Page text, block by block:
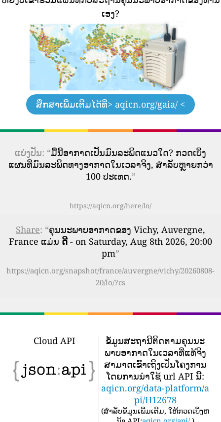
ເອງ?
ສຶກສາເພີ່ມເຕີມໄດ້ທີ່> aqicn.org/gaia/ <
ແບ່ງປັນ: “ມື້ນີ້ອາກາດເປັນມົນລະພິດແນວໃດ? ກວດເບິ່ງ
ແຜນທີ່ມົນລະພິດທາງອາກາດໃນເວລາຈິງ, ສໍາລັບຫຼາຍກວ່າ
100 ປະເທດ.”
https://aqicn.org/here/lo/
Share: “ຄຸນນະພາບອາກາດຂອງ Vichy, Auvergne,
France ແມ່ນ ດີ- on Saturday, Aug 8th 2026, 20:00
pm”
https://aqicn.org/snapshot/france/auvergne/vichy/20260808-
20/lo/?cs
Cloud API
ຂໍ້​ມູນ​ສະ​ຖາ​ນີ​ຕິດ​ຕາມ​ຄຸນ​ນະ​
ພາບ​ອາ​ກາດ​ໃນ​ເວ​ລາ​ທີ່​ແທ້​ຈິງ​
ສາ​ມາດ​ເຂົ້າ​ເຖິງ​ເປັນ​ໂຄງ​ການ​
ໂດຍ​ການ​ນໍາ​ໃຊ້ url API ນີ້​:
aqicn.org/data-platform/a
pi/H12678
(ສໍາລັບຂໍ້ມູນເພີ່ມເຕີມ, ໃຫ້ກວດເບິ່ງຫ